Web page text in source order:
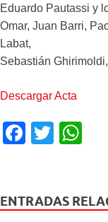
Eduardo Pautassi y
Omar, Juan Barri,
Labat,
Sebastián
Descargar Acta
F
e
T
er s
ENTRADAS